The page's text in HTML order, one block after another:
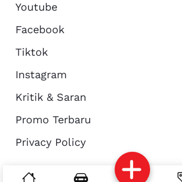
Reservasi Article
Youtube
Facebook
Tiktok
Instagram
Kritik & Saran
Promo Terbaru
Privacy Policy